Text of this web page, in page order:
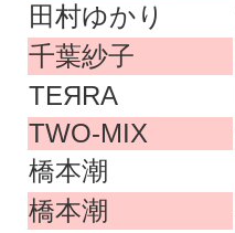
田村ゆかり
千葉紗子
TEЯRA
TWO-MIX
橋本潮
橋本潮